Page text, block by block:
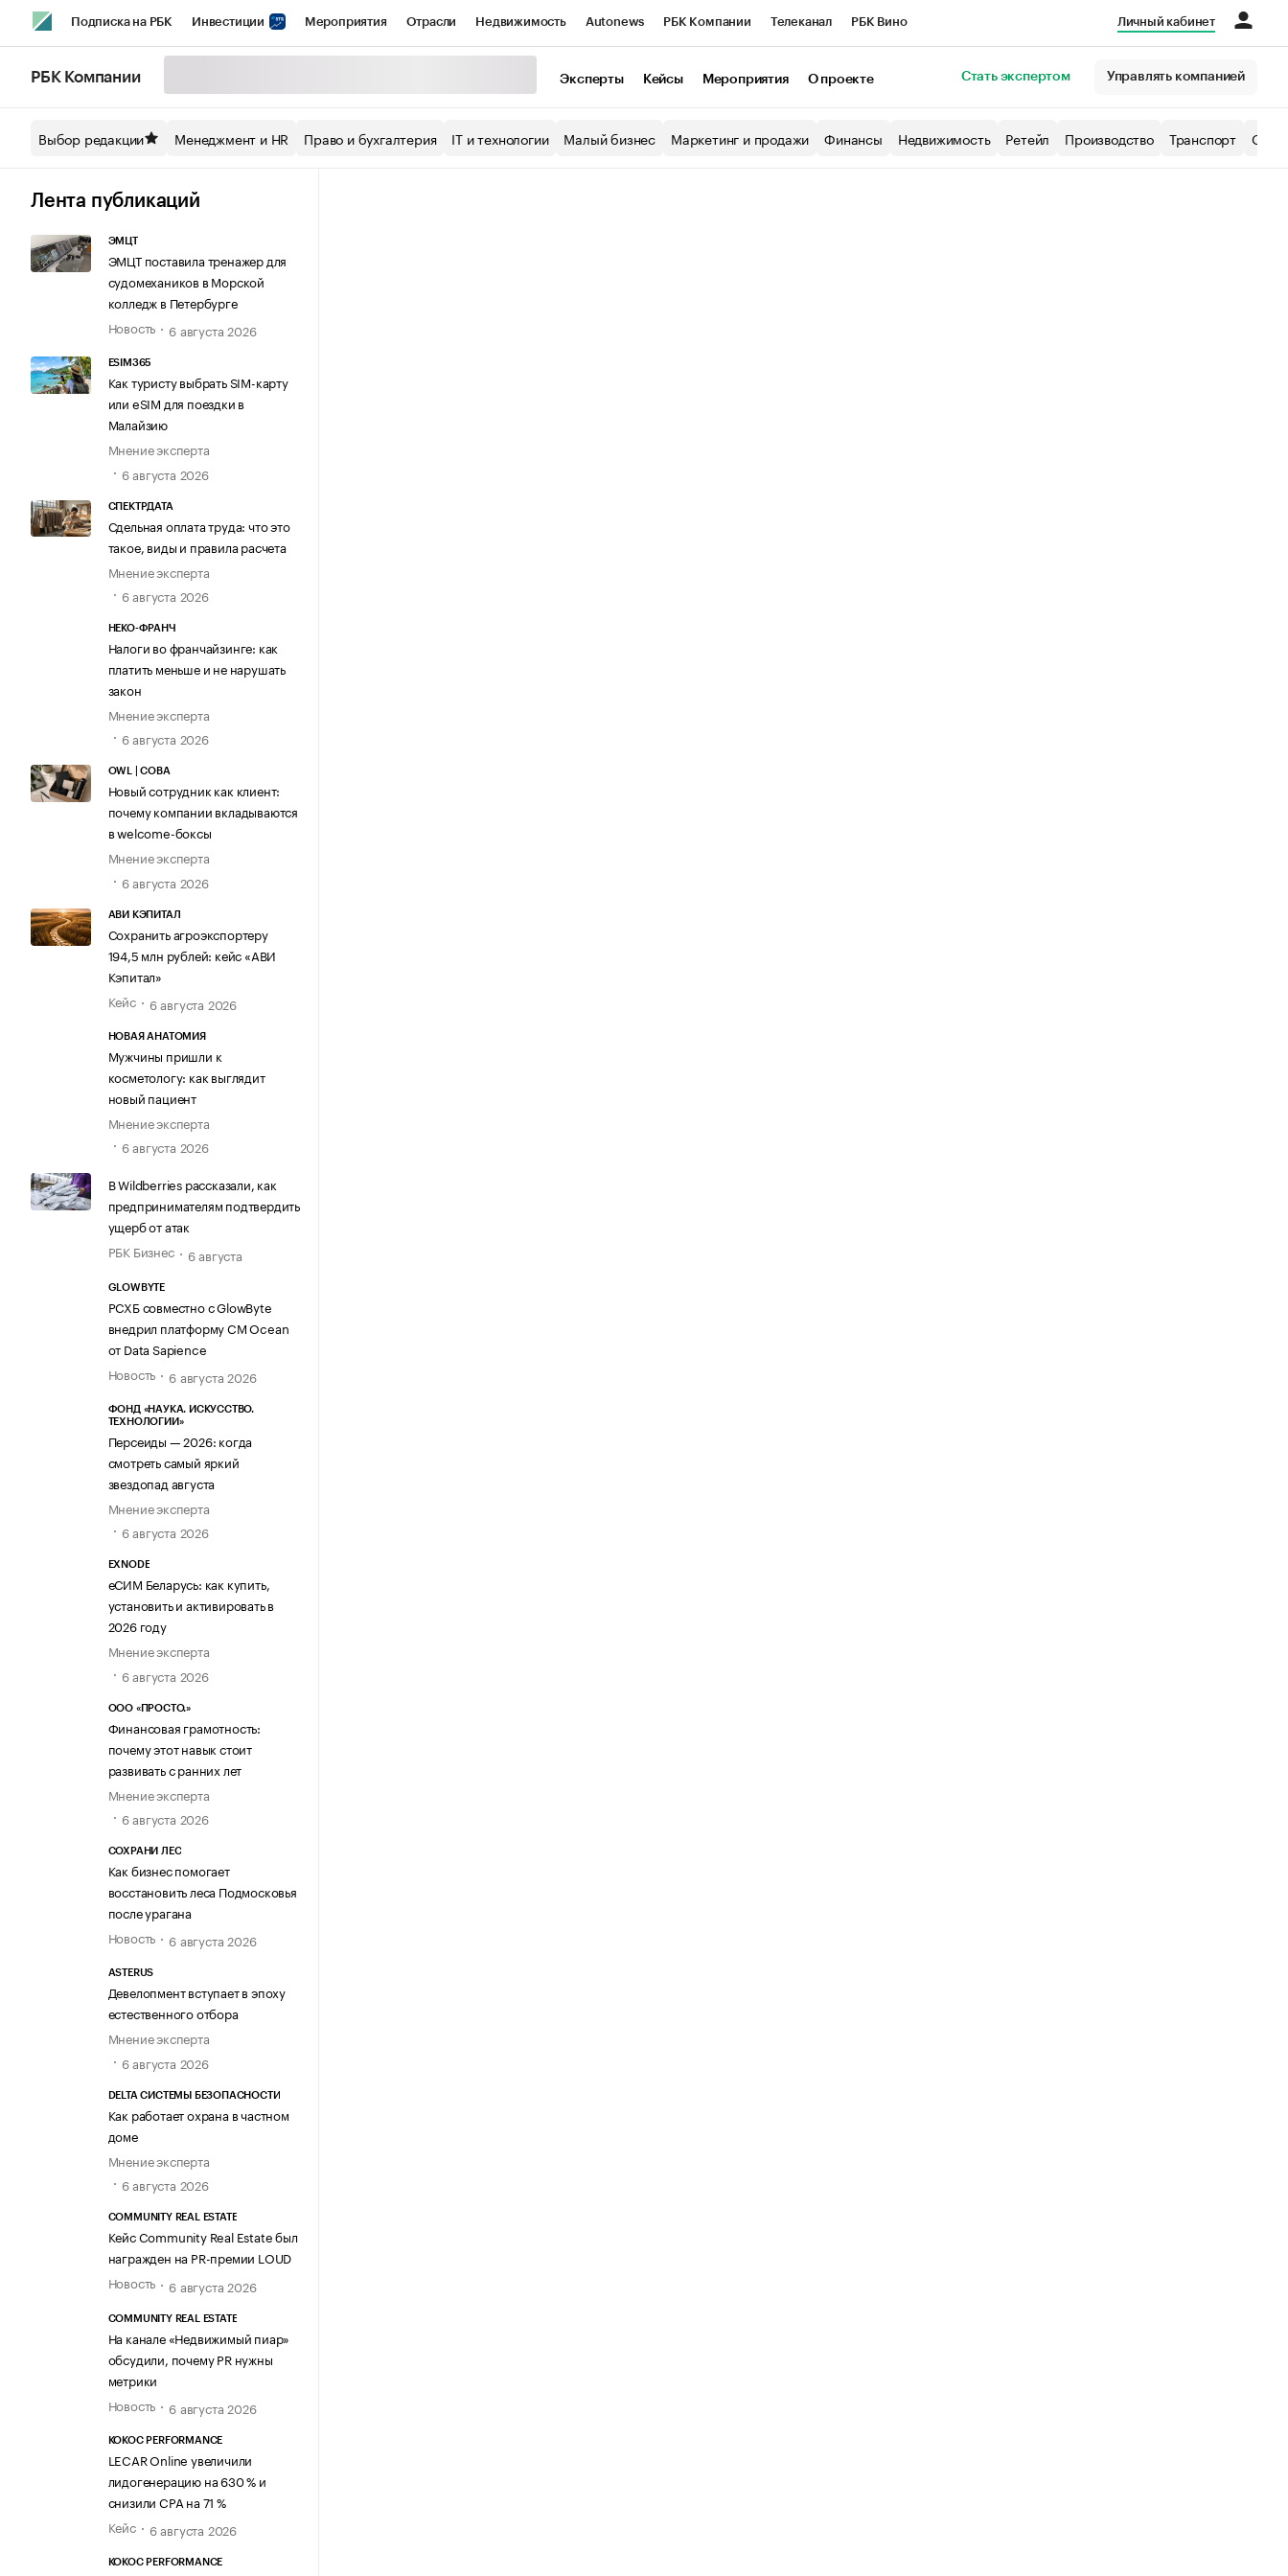
Подписка на РБК Инвестиции Мероприятия Отрасли Недвижимость Autonews РБК Компании Телеканал РБК Вино
Спецпроекты СПб Конференции СПб Спецпроекты Экономика Бизнес
Технологии и медиа
Личный кабинет
РБК Компании Эксперты Кейсы Мероприятия О проекте Стать экспертом Управлять компанией
Выбор редакции Менеджмент и HR Право и бухгалтерия IT и технологии Малый бизнес Маркетинг и продажи Финансы Недвижимость Ретейл Производство Транспорт
Лента публикаций
ЭМЦТ
ЭМЦТ поставила тренажер для
судомехаников в Морской
колледж в Петербурге
Новость
6 августа 2026
ESIM365
Как туристу выбрать SIM-карту
или eSIM для поездки в
Малайзию
Мнение эксперта
6 августа 2026
СПЕКТРДАТА
Сдельная оплата труда: что это
такое, виды и правила расчета
Мнение эксперта
6 августа 2026
НЕКО-ФРАНЧ
Налоги во франчайзинге: как
платить меньше и не нарушать
закон
Мнение эксперта
6 августа 2026
OWL | СОВА
Новый сотрудник как клиент:
почему компании вкладываются
в welcome-боксы
Мнение эксперта
6 августа 2026
АВИ КЭПИТАЛ
Сохранить агроэкспортеру
194,5 млн рублей: кейс «АВИ
Кэпитал»
Кейс
6 августа 2026
НОВАЯ АНАТОМИЯ
Мужчины пришли к
косметологу: как выглядит
новый пациент
Мнение эксперта
6 августа 2026
В Wildberries рассказали, как
предпринимателям подтвердить
ущерб от атак
РБК Бизнес
6 августа
GLOWBYTE
РСХБ совместно с GlowByte
внедрил платформу CM Ocean
от Data Sapience
Новость
6 августа 2026
ФОНД «НАУКА. ИСКУССТВО.
ТЕХНОЛОГИИ»
Персеиды — 2026: когда
смотреть самый яркий
звездопад августа
Мнение эксперта
6 августа 2026
EXNODE
еСИМ Беларусь: как купить,
установить и активировать в
2026 году
Мнение эксперта
6 августа 2026
ООО «ПРОСТО.»
Финансовая грамотность:
почему этот навык стоит
развивать с ранних лет
Мнение эксперта
6 августа 2026
СОХРАНИ ЛЕС
Как бизнес помогает
восстановить леса Подмосковья
после урагана
Новость
6 августа 2026
ASTERUS
Девелопмент вступает в эпоху
естественного отбора
Мнение эксперта
6 августа 2026
DELTA СИСТЕМЫ БЕЗОПАСНОСТИ
Как работает охрана в частном
доме
Мнение эксперта
6 августа 2026
COMMUNITY REAL ESTATE
Кейс Community Real Estate был
награжден на PR-премии LOUD
Новость
6 августа 2026
COMMUNITY REAL ESTATE
На канале «Недвижимый пиар»
обсудили, почему PR нужны
метрики
Новость
6 августа 2026
KOKOC PERFORMANCE
LECAR Online увеличили
лидогенерацию на 630 % и
снизили CPA на 71 %
Кейс
6 августа 2026
KOKOC PERFORMANCE